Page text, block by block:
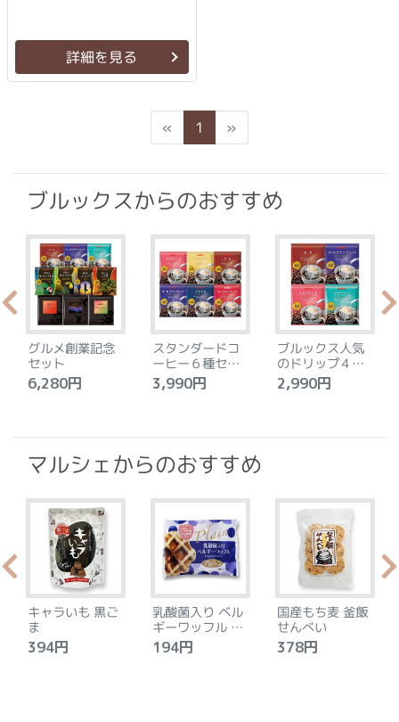
詳細を見る
« Previous
1 »Next
ブルックスからのおすすめ
グルメ創業記念
セット
6,280円
スタンダードコ
ーヒー６種セッ
ト
3,990円
ブルックス人気
のドリップ４種
セット
2,990円
マルシェからのおすすめ
キャラいも 黒ご
ま
394円
乳酸菌入り ベル
ギーワッフル プ
レーン
194円
国産もち麦 釜飯
せんべい
378円